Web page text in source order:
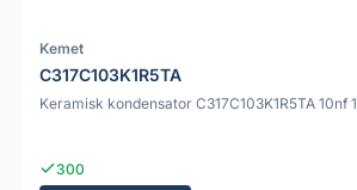
Kemet
C317C103K1R5TA
Keramisk kondensator C317C103K1R5TA 10nf
300